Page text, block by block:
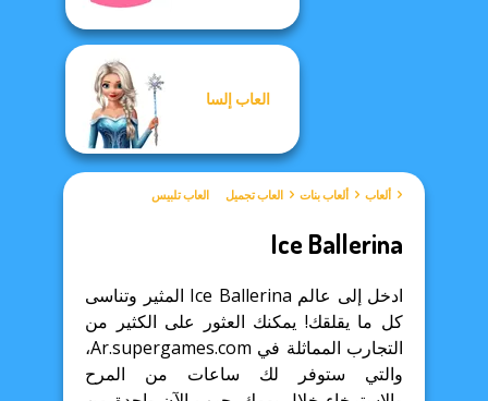
العاب إلسا
ألعاب ألعاب بنات العاب تجميل العاب تلبيس
Ice Ballerina
ادخل إلى عالم Ice Ballerina المثير وتناسى
كل ما يقلقك! يمكنك العثور على الكثير من
التجارب المماثلة في Ar.supergames.com،
والتي ستوفر لك ساعات من المرح